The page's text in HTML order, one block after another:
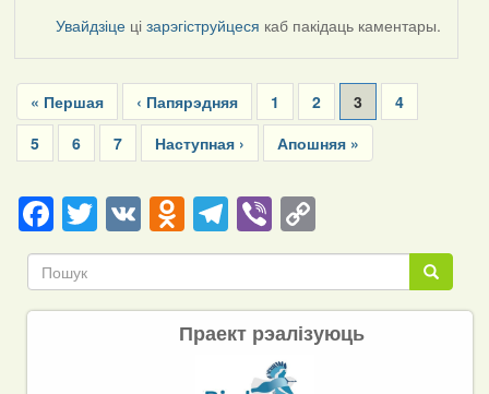
Увайдзіце цізарэгіструйцеся каб пакідаць каментары.
Pagination
First
page
« Першая
Previous
page
‹ Папярэдняя Page
1 Page
2
Current
page
3 Page
4
Page
5 Page
6 Page
7
Next
page
Наступная ›
Last
page
Апошняя »
Facebook
Twitter
VKOdnoklassniki
Telegram
ViberCopy
Link Пошук
Пошук
Праект рэалізуюць